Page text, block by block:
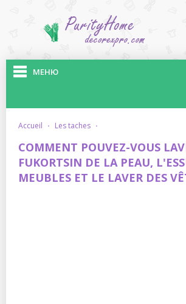
МЕНЮ
accueil · les taches ·
COMMENT POUVEZ-VOUS
FUKORTSIN DE LA PEAU,
MEUBLES ET LE LAVER DES